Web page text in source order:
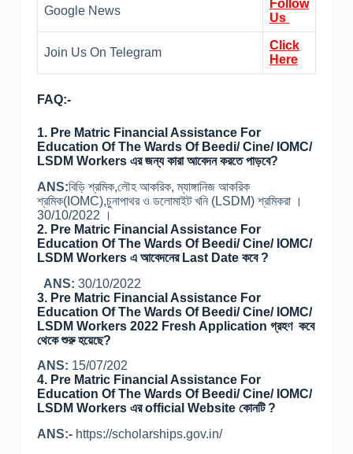
Google News
Follow
Us
Join Us On Telegram
Click
Here
FAQ:-
1. Pre Matric Financial Assistance For
Education Of The Wards Of Beedi/ Cine/ IOMC/
LSDM Workers এর জন্য কারা আবেদন করতে পাড়বে?
ANS:বিড়ি শ্রমিক,লৌহ আকরিক, ম্যাঙ্গানিজ আকরিক
শ্রমিক(IOMC),চুনাপাথর ও ডলোমাইট খনি (LSDM) শ্রমিকরা ।
30/10/2022 ।
2. Pre Matric Financial Assistance For
Education Of The Wards Of Beedi/ Cine/ IOMC/
LSDM Workers এ আবেদনের Last Date কবে ?
ANS: 30/10/2022
3. Pre Matric Financial Assistance For
Education Of The Wards Of Beedi/ Cine/ IOMC/
LSDM Workers 2022 Fresh Application গ্রহণ কবে
থেকে শুরু হয়েছে?
ANS: 15/07/202
4. Pre Matric Financial Assistance For
Education Of The Wards Of Beedi/ Cine/ IOMC/
LSDM Workers এর official Website কোনটি ?
ANS:- https://scholarships.gov.in/